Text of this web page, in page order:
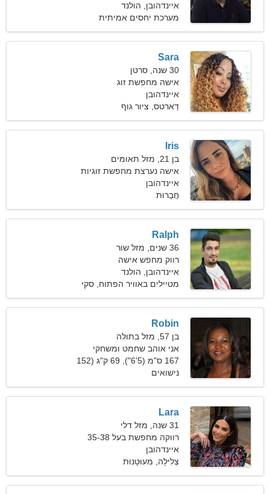
איינדהובן, הולנד
מערכת יחסים אמיתית
Sara
30 שנה, סרטן
אישה מחפשת זוג
איינדהובן
דַארטס, ציור גוף
Iris
בן 21, מזל תאומים
אישה נערצת מחפשת זוגיות
איינדהובן
חֲבֵרוּת
Ralph
36 שנים, מזל שור
רווק מחפש אישה
איינדהובן, הולנד
מטיילים באוויר הפתוח, סקי
מים
Robin
בן 57, מזל בתולה
אני אוהב שחמט ומשחקי
וידאו
167 ס"מ (5'6"), 69 ק"ג (152
פאונד)
נישואים
Lara
31 שנה, מזל דלי
רווקה מחפשת בעל 35-38
איינדהובן
צְלִילָה, מִעוּטָנוּת